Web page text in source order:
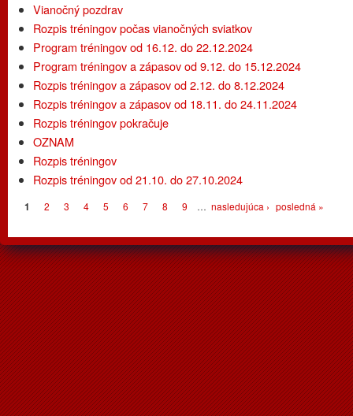
Vianočný pozdrav
Rozpis tréningov počas vianočných sviatkov
Program tréningov od 16.12. do 22.12.2024
Program tréningov a zápasov od 9.12. do 15.12.2024
Rozpis tréningov a zápasov od 2.12. do 8.12.2024
Rozpis tréningov a zápasov od 18.11. do 24.11.2024
Rozpis tréningov pokračuje
OZNAM
Rozpis tréningov
Rozpis tréningov od 21.10. do 27.10.2024
Stránky
1 2 3 4 5 6 7 8 9 … nasledujúca › posledná »